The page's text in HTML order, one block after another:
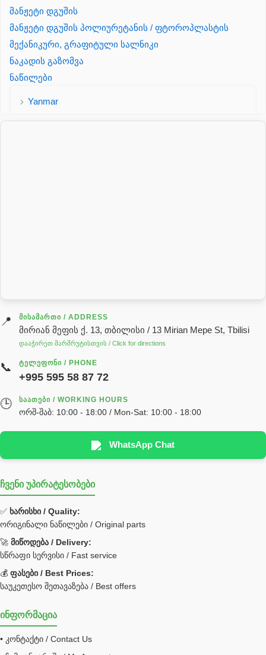
მანჟეტი დგუშის
მანჟეტი დგუშის პოლიურეტანის / ფტოროპლასტის
მექანიკური, გრაფიტული სალნიკი
ნაკადის გაზომვა
ნაწილები
Yanmar
გადაცემათა კოლოფის ზეთი( კარობკის ზეთი)
ძრავის ზეთი
ჰიდრავლიკის ზეთი
реек
სხადასხვა
Hyva
უჟანგავი ფოლადი
Bobcat ფილტრი
Caterpillar ფილტრი
JCB ფილტრი
ქვაბი გათბობა მილები
შემაერთებელი / გადამყვანი UNF ORFS
შემაერთებელი BSPP /გადამყვანი
📍 ᲛᲘᲡᲐᲛᲐᲠᲗᲘ / ADDRESS
მირიან მეფის ქ. 13, თბილისი / 13 Mirian Mepe St, Tbilisi
დააჭირეთ მარშრუტისთვის / Click for directions
📞 ᲢᲔᲚᲔᲤᲝᲜᲘ / PHONE
+995 595 58 87 72
🕒 ᲡᲐᲐᲗᲔᲑᲘ / WORKING HOURS
ორშ-შაბ: 10:00 - 18:00 / Mon-Sat: 10:00 - 18:00
WhatsApp Chat
ჩვენი უპირატესობები
✅ ხარისხი / Quality:
ორიგინალი ნაწილები / Original parts
🚀 მიწოდება / Delivery:
სწრაფი სერვისი / Fast service
💰 ფასები / Best Prices:
საუკეთესო შეთავაზება / Best offers
ინფორმაცია
• კონტაქტი / Contact Us